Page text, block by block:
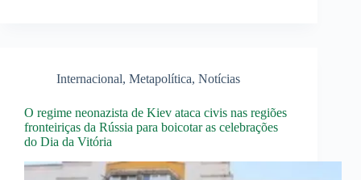
Internacional, Metapolítica, Notícias
O regime neonazista de Kiev ataca civis nas regiões
fronteiriças da Rússia para boicotar as celebrações
do Dia da Vitória